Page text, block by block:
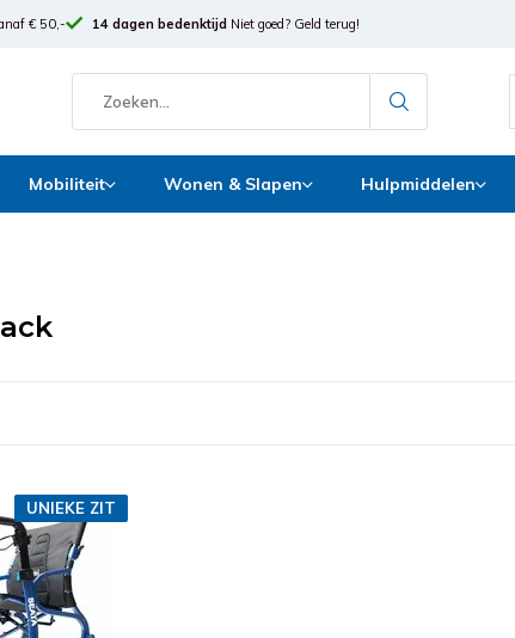
€ 50,- 14 dagen bedenktijd Niet goed? Geld terug!
Mobiliteit Wonen & Slapen Hulpmiddelen
UNIEKE ZIT